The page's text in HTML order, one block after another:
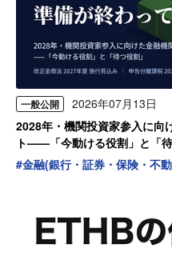
一般公開
2026年07月13日
2028年・機関投資家参入に向
ト——「今動ける役割」と「待
#金融(銀行・証券・保険・不